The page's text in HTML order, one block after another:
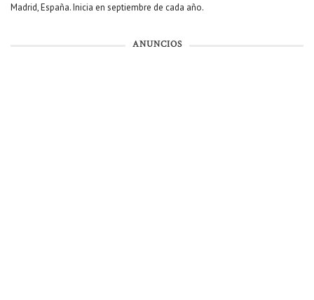
Madrid, España. Inicia en septiembre de cada año.
ANUNCIOS